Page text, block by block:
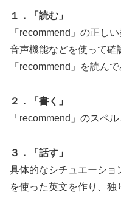
１．「読む」
「recommend」の正し
音声機能などを使って確
「recommend」を読んで
２．「書く」
「recommend」のスペ
３．「話す」
具体的なシチュエーショ
を使った英文を作り、独